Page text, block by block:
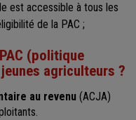
est accessible à tous les
de la PAC ;
(politique
agriculteurs ?
au revenu (ACJA)